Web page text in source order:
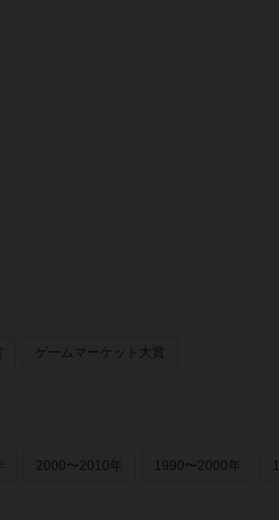
ゲームマーケット大賞
2000〜2010年 1990〜2000年